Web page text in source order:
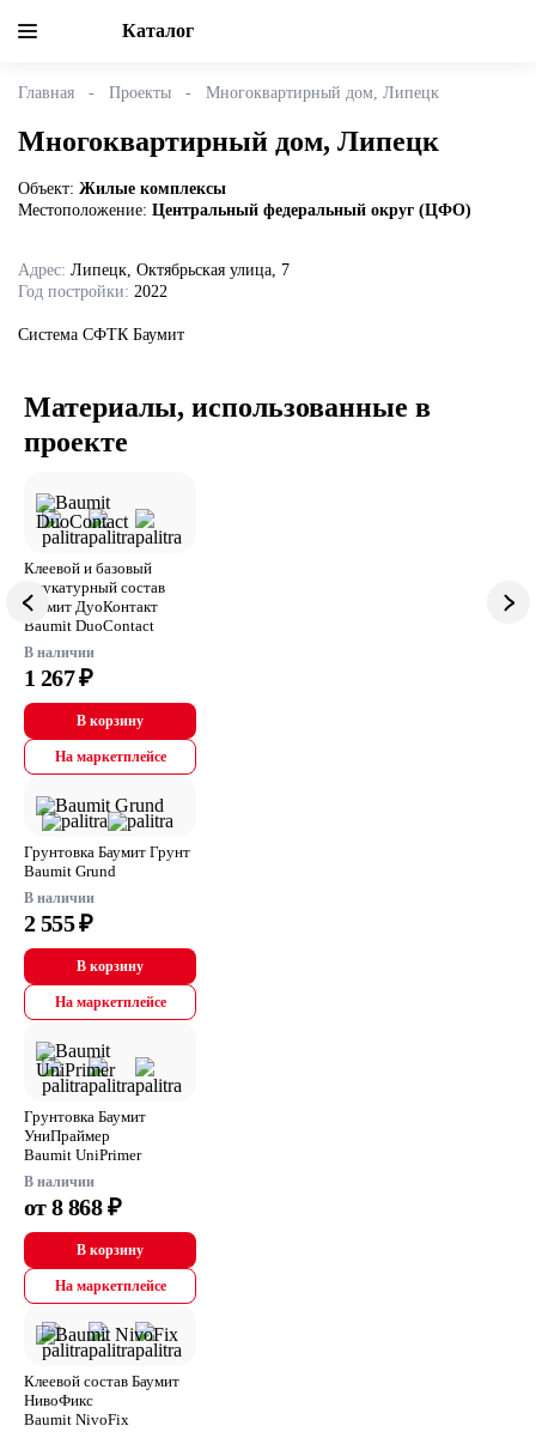
Каталог
Главная Проекты Многоквартирный дом, Липецк
Многоквартирный дом, Липецк
Объект: Жилые комплексы
Местоположение: Центральный федеральный округ (ЦФО)
Адрес: Липецк, Октябрьская улица, 7
Год постройки: 2022
Система СФТК Баумит
Материалы, использованные в
проекте
Клеевой и базовый
штукатурный состав
Баумит ДуоКонтакт
Baumit DuoContact
В наличии
1 267 ₽
В корзину
На маркетплейсе
Грунтовка Баумит Грунт
Baumit Grund
В наличии
2 555 ₽
В корзину
На маркетплейсе
Грунтовка Баумит
УниПраймер
Baumit UniPrimer
В наличии
от 8 868 ₽
В корзину
На маркетплейсе
Клеевой состав Баумит
НивоФикс
Baumit NivoFix